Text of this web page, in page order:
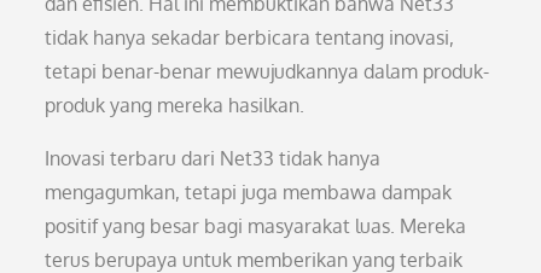
tidak hanya sekadar berbicara tentang inovasi,
tetapi benar-benar mewujudkannya dalam produk-
produk yang mereka hasilkan.
Inovasi terbaru dari Net33 tidak hanya
mengagumkan, tetapi juga membawa dampak
positif yang besar bagi masyarakat luas. Mereka
terus berupaya untuk memberikan yang terbaik